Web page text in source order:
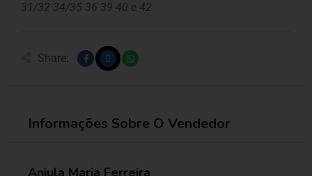
31/32 34/35 36 39 40 e 42
Share:
Informações Sobre O Vendedor
Anjula Maria Ferreira